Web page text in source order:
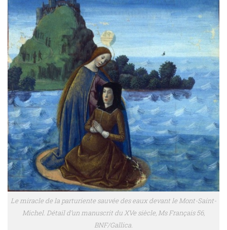
Le miracle de la parturiente sauvée des eaux devant le Mont-Saint-
Michel. Détail d’un manuscrit du XVe siècle, Ms Français 56,
BNF/Gallica.